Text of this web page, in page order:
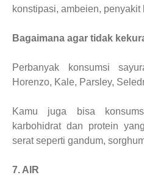
konstipasi, ambeien,
Bagaimana agar tidak
Perbanyak konsumsi
Horenzo, Kale, Parsley,
Kamu juga bisa
karbohidrat dan protein
serat seperti gandum,
7. AIR